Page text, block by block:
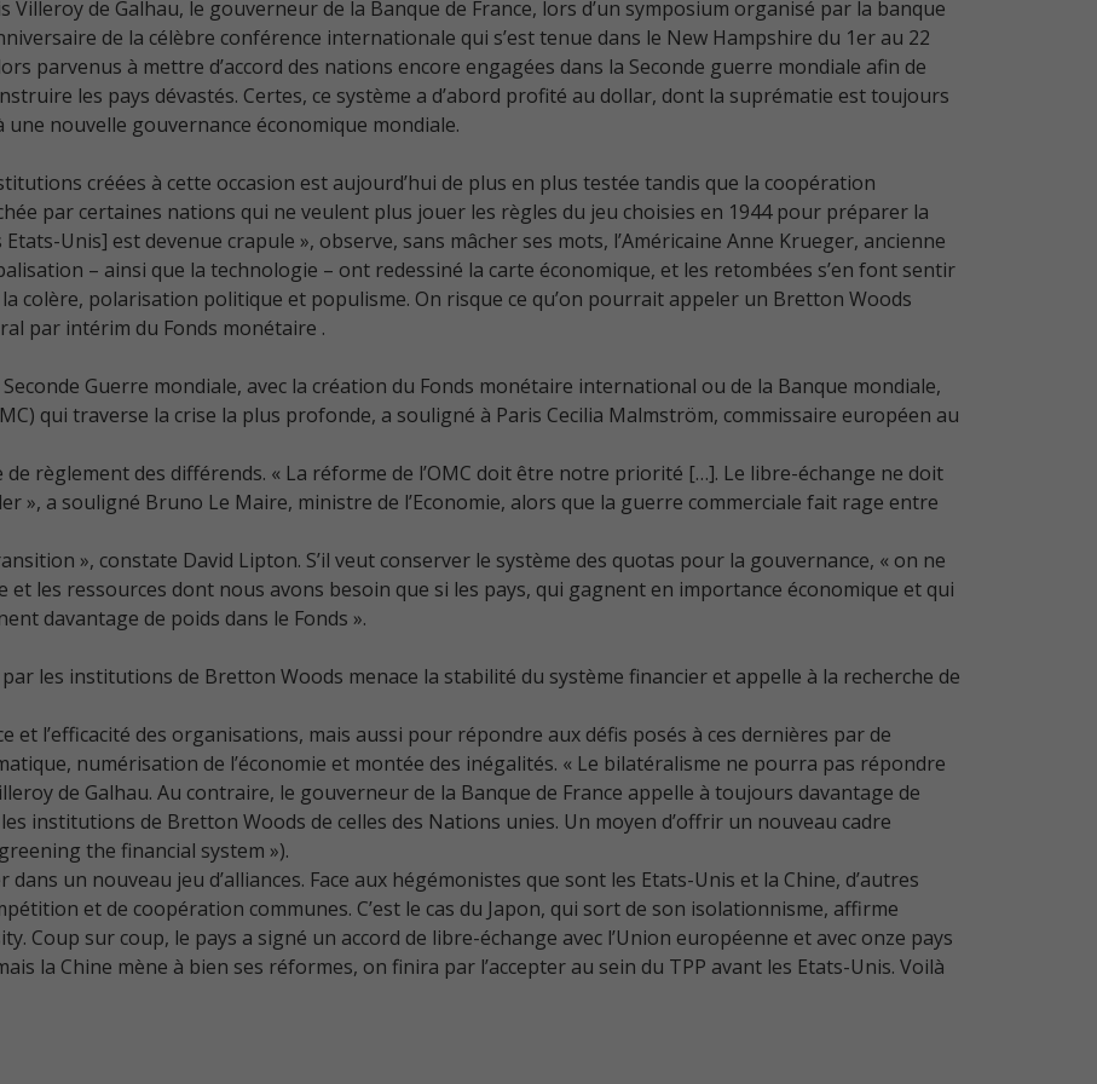
de Galhau, le gouverneur de la Banque de France, lors d’un symposium organisé par la banque
de la célèbre conférence internationale qui s’est tenue dans le New Hampshire du 1er au 22
parvenus à mettre d’accord des nations encore engagées dans la Seconde guerre mondiale afin de
les pays dévastés. Certes, ce système a d’abord profité au dollar, dont la suprématie est toujours
nouvelle gouvernance économique mondiale.
créées à cette occasion est aujourd’hui de plus en plus testée tandis que la coopération
par certaines nations qui ne veulent plus jouer les règles du jeu choisies en 1944 pour préparer la
Unis] est devenue crapule », observe, sans mâcher ses mots, l’Américaine Anne Krueger, ancienne
– ainsi que la technologie – ont redessiné la carte économique, et les retombées s’en font sentir
colère, polarisation politique et populisme. On risque ce qu’on pourrait appeler un Bretton Woods
par intérim du Fonds monétaire .
Guerre mondiale, avec la création du Fonds monétaire international ou de la Banque mondiale,
qui traverse la crise la plus profonde, a souligné à Paris Cecilia Malmström, commissaire européen au
règlement des différends. « La réforme de l’OMC doit être notre priorité […]. Le libre-échange ne doit
», a souligné Bruno Le Maire, ministre de l’Economie, alors que la guerre commerciale fait rage entre
», constate David Lipton. S’il veut conserver le système des quotas pour la gouvernance, « on ne
les ressources dont nous avons besoin que si les pays, qui gagnent en importance économique et qui
davantage de poids dans le Fonds ».
les institutions de Bretton Woods menace la stabilité du système financier et appelle à la recherche de
l’efficacité des organisations, mais aussi pour répondre aux défis posés à ces dernières par de
numérisation de l’économie et montée des inégalités. « Le bilatéralisme ne pourra pas répondre
de Galhau. Au contraire, le gouverneur de la Banque de France appelle à toujours davantage de
institutions de Bretton Woods de celles des Nations unies. Un moyen d’offrir un nouveau cadre
the financial system »).
un nouveau jeu d’alliances. Face aux hégémonistes que sont les Etats-Unis et la Chine, d’autres
et de coopération communes. C’est le cas du Japon, qui sort de son isolationnisme, affirme
Coup sur coup, le pays a signé un accord de libre-échange avec l’Union européenne et avec onze pays
la Chine mène à bien ses réformes, on finira par l’accepter au sein du TPP avant les Etats-Unis. Voilà